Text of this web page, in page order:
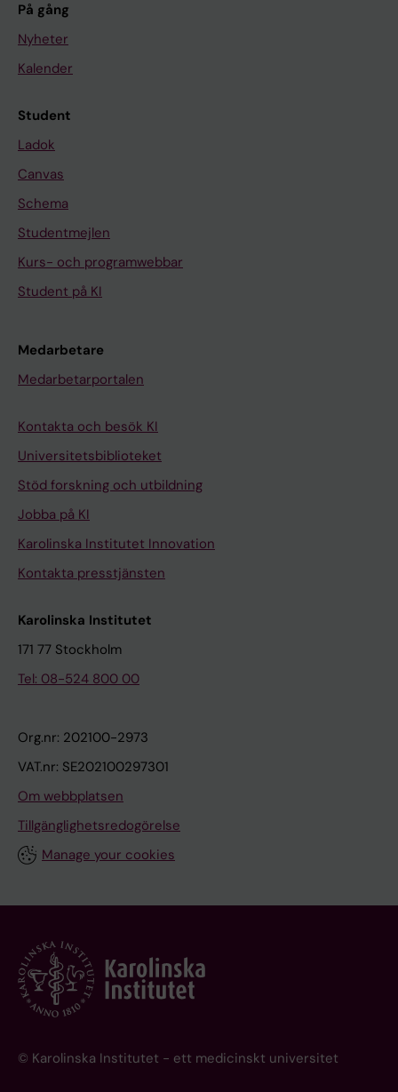
På gång
Nyheter
Kalender
Student
Ladok
Canvas
Schema
Studentmejlen
Kurs- och programwebbar
Student på KI
Medarbetare
Medarbetarportalen
Kontakta och besök KI
Universitetsbiblioteket
Stöd forskning och utbildning
Jobba på KI
Karolinska Institutet Innovation
Kontakta presstjänsten
Karolinska Institutet
171 77 Stockholm
Tel: 08-524 800 00
Org.nr: 202100-2973
VAT.nr: SE202100297301
Om webbplatsen
Tillgänglighetsredogörelse
Manage your cookies
© Karolinska Institutet - ett medicinskt universitet